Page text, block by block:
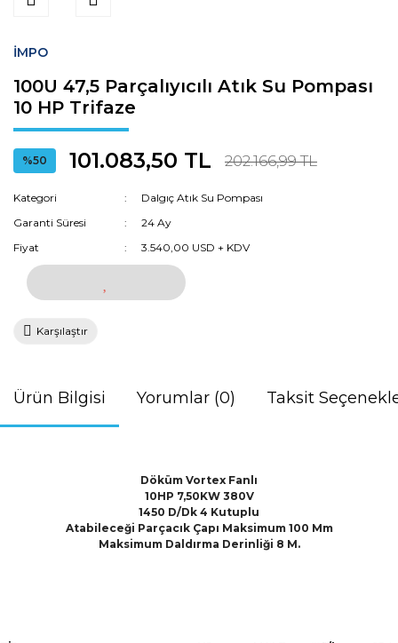
İMPO
100U 47,5 Parçalıyıcılı Atık Su Pompası
10 HP Trifaze
%50 101.083,50 TL 202.166,99 TL
Kategori
Dalgıç Atık Su Pompası
Garanti Süresi
24 Ay
Fiyat
3.540,00 USD + KDV
Karşılaştır
Ürün Bilgisi Yorumlar (0) Taksit
Döküm Vortex Fanlı
10HP 7,50KW 380V
1450 D/Dk 4 Kutuplu
Atabileceği Parçacık Çapı Maksimum 100 Mm
Maksimum Daldırma Derinliği 8 M.